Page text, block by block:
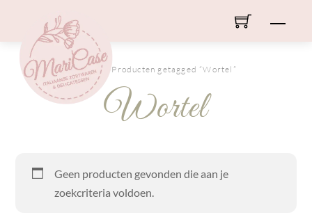
content
HOME / Producten getagged “Wortel”
Wortel
Geen producten gevonden die aan je
zoekcriteria voldoen.